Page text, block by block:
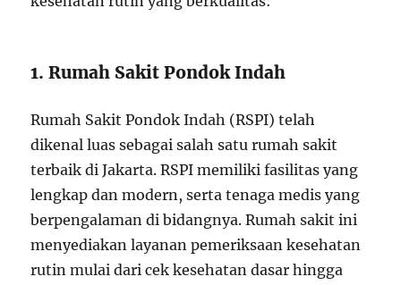
1. Rumah Sakit Pondok Indah
Rumah Sakit Pondok Indah (RSPI) telah
dikenal luas sebagai salah satu rumah sakit
terbaik di Jakarta. RSPI memiliki fasilitas yang
lengkap dan modern, serta tenaga medis yang
berpengalaman di bidangnya. Rumah sakit ini
menyediakan layanan pemeriksaan kesehatan
rutin mulai dari cek kesehatan dasar hingga